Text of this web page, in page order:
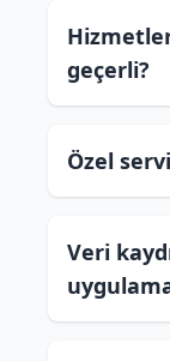
geçerli?
Özel
Veri